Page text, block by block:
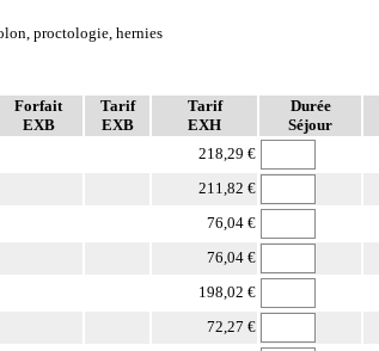
Forfait
EXB
Tarif
EXB
Tarif
EXH
Durée
Séjour
218,29 €
211,82 €
76,04 €
76,04 €
198,02 €
72,27 €
proctologie, hernies